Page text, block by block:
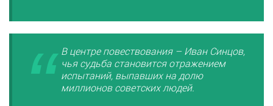
В центре повествования – Иван Синцов,
чья судьба становится отражением
испытаний, выпавших на долю
миллионов советских людей.